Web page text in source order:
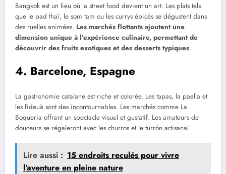
Bangkok est un lieu où la street food devient un art. Les plats tels
que le pad thaï, le som tam ou les currys épicés se dégustent dans
des ruelles animées. Les marchés flottants ajoutent une
dimension unique à l’expérience culinaire, permettant de
découvrir des fruits exotiques et des desserts typiques.
4. Barcelone, Espagne
La gastronomie catalane est riche et colorée. Les tapas, la paella et
les fideuà sont des incontournables. Les marchés comme La
Boqueria offrent un spectacle visuel et gustatif. Les amateurs de
douceurs se régaleront avec les churros et le turrón artisanal.
Lire aussi : 15 endroits reculés pour vivre
l’aventure en pleine nature